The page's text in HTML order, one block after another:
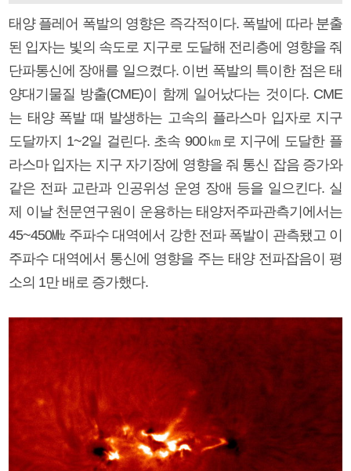
태양 플레어 폭발의 영향은 즉각적이다. 폭발에 따라 분출
된 입자는 빛의 속도로 지구로 도달해 전리층에 영향을 줘
단파통신에 장애를 일으켰다. 이번 폭발의 특이한 점은 태
양대기물질 방출(CME)이 함께 일어났다는 것이다. CME
는 태양 폭발 때 발생하는 고속의 플라스마 입자로 지구
도달까지 1~2일 걸린다. 초속 900㎞로 지구에 도달한 플
라스마 입자는 지구 자기장에 영향을 줘 통신 잡음 증가와
같은 전파 교란과 인공위성 운영 장애 등을 일으킨다. 실
제 이날 천문연구원이 운용하는 태양저주파관측기에서는
45~450㎒ 주파수 대역에서 강한 전파 폭발이 관측됐고 이
주파수 대역에서 통신에 영향을 주는 태양 전파잡음이 평
소의 1만 배로 증가했다.